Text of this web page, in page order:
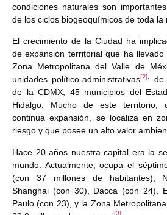
condiciones naturales son
de los ciclos biogeoquímicos de toda la
El crecimiento de la Ciudad ha
de expansión territorial que ha
Zona Metropolitana del Valle de
unidades político-administrativas[2]: de
de la CDMX, 45 municipios del
Hidalgo. Mucho de este territorio,
continua expansión, se localiza en
riesgo y que posee un alto valor
Hace 20 años nuestra capital era la
mundo. Actualmente, ocupa el
(con 37 millones de habitantes),
Shanghai (con 30), Dacca (con 24),
Paulo (con 23), y la Zona
[3]